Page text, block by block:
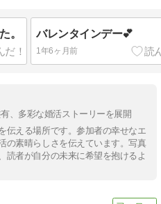
。 バレンタインデー💕
1年6ヶ月前
、多彩な婚活ストーリーを展開
伝える場所です。参加者の幸せなエ
の素晴らしさを伝えています。写真
読者が自分の未来に希望を抱けるよ